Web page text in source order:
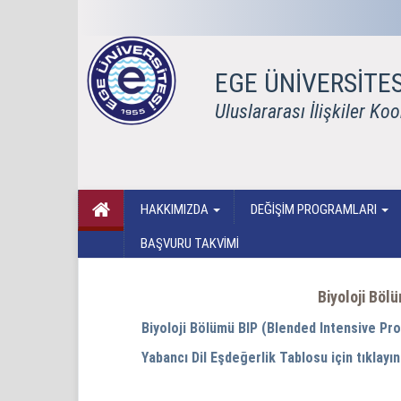
EGE
Uluslararası İlişkiler
HAKKIMIZDA DEĞİŞİM PROGRAMLARI
BAŞVURU TAKVİMİ
Biyoloji
Biyoloji Bölümü BIP (Blended Intensive
Yabancı Dil Eşdeğerlik Tablosu için